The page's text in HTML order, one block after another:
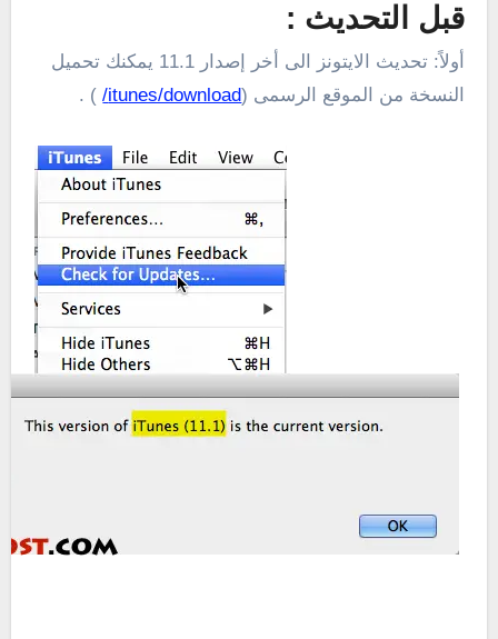
قبل التحديث :
أولاً: تحديث الايتونز الى أخر إصدار 11.1 يمكنك تحميل
النسخة من الموقع الرسمى (itunes/download/
) .